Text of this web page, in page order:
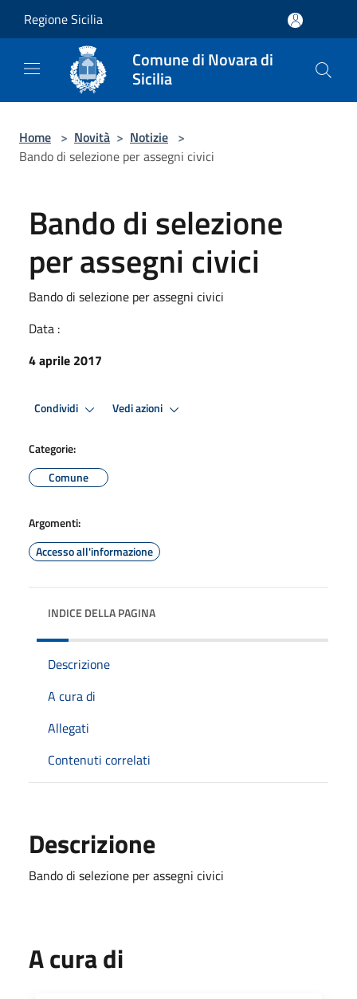
Regione Sicilia
Comune di Novara di
Sicilia
Home > Novità > Notizie >
Bando di selezione per assegni civici
Bando di selezione
per assegni civici
Bando di selezione per assegni civici
Data :
4 aprile 2017
Condividi Vedi azioni
Categorie:
Comune
Argomenti:
Accesso all'informazione
INDICE DELLA PAGINA
Descrizione
A cura di
Allegati
Contenuti correlati
Descrizione
Bando di selezione per assegni civici
A cura di